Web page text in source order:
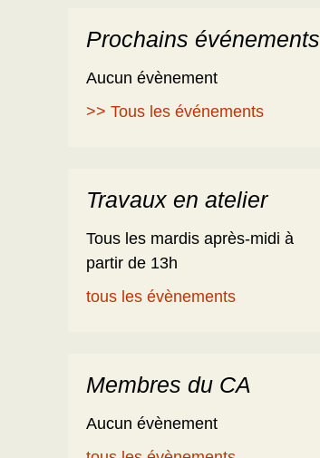
Prochains événements
Aucun évènement
>> Tous les événements
Travaux en atelier
Tous les mardis après-midi à
partir de 13h
tous les évènements
Membres du CA
Aucun évènement